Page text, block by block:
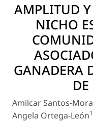
AMPLITUD
NICHO
GANADERA
Amilcar Santos-
Angela Ortega-León1